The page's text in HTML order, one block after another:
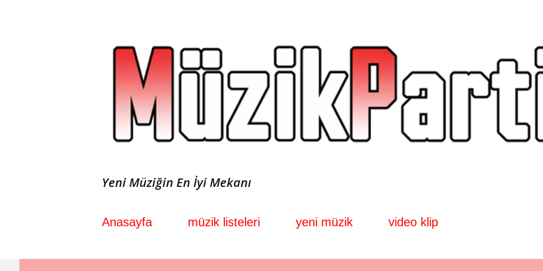
Yeni Müziğin En İyi Mekanı
Anasayfa müzik listeleri yeni müzik video klip